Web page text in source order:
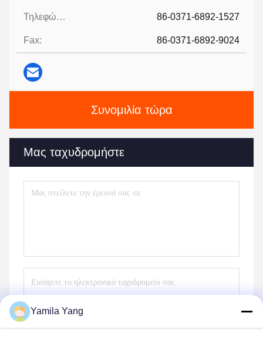
Τηλεφώνημα: 86-0371-6892-1527
Fax: 86-0371-6892-9024
Συνομιλία τώρα
Μας ταχυδρομήστε
Στείλετε
Yamila Yang